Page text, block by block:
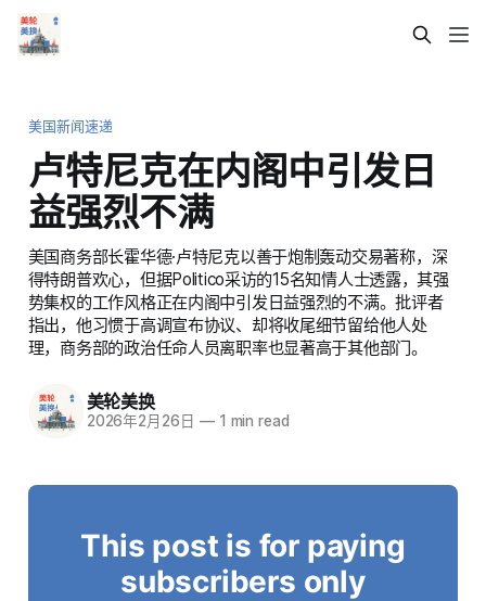
美国新闻速递
卢特尼克在内阁中引发日
益强烈不满
美国商务部长霍华德·卢特尼克以善于炮制轰动交易著称，深
得特朗普欢心，但据Politico采访的15名知情人士透露，其强
势集权的工作风格正在内阁中引发日益强烈的不满。批评者
指出，他习惯于高调宣布协议、却将收尾细节留给他人处
理，商务部的政治任命人员离职率也显著高于其他部门。
美轮美换
2026年2月26日 —1 min read
This post is for paying
subscribers only